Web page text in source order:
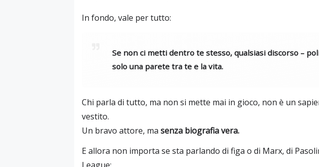
In fondo, vale per tutto:
Se non ci metti dentro te stesso, qualsiasi discorso –
solo una parete tra te e la vita.
Chi parla di tutto, ma non si mette mai in gioco, non è un
vestito.
Un bravo attore, ma senza biografia vera.
E allora non importa se sta parlando di figa o di Marx, di